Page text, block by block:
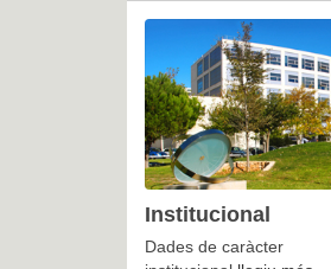
Institucional
Dades de caràcter